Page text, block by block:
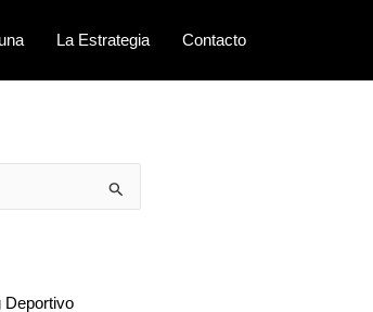
La Estrategia Contacto